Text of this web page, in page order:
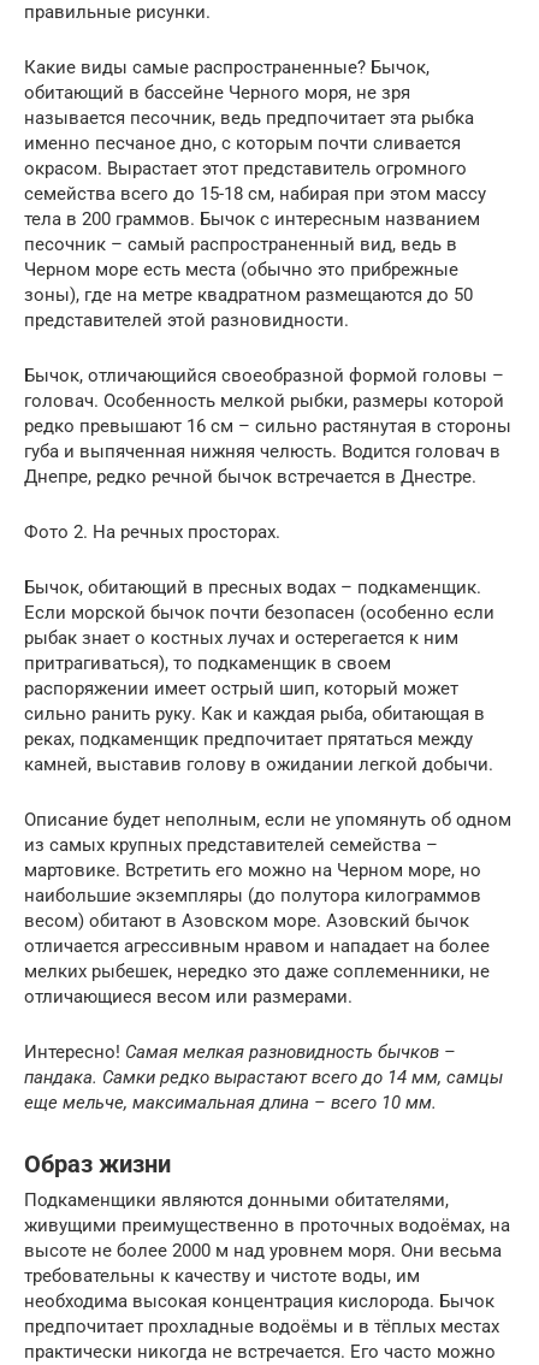
правильные рисунки.
Какие виды самые распространенные? Бычок,
обитающий в бассейне Черного моря, не зря
называется песочник, ведь предпочитает эта рыбка
именно песчаное дно, с которым почти сливается
окрасом. Вырастает этот представитель огромного
семейства всего до 15-18 см, набирая при этом массу
тела в 200 граммов. Бычок с интересным названием
песочник – самый распространенный вид, ведь в
Черном море есть места (обычно это прибрежные
зоны), где на метре квадратном размещаются до 50
представителей этой разновидности.
Бычок, отличающийся своеобразной формой головы –
головач. Особенность мелкой рыбки, размеры которой
редко превышают 16 см – сильно растянутая в стороны
губа и выпяченная нижняя челюсть. Водится головач в
Днепре, редко речной бычок встречается в Днестре.
Фото 2. На речных просторах.
Бычок, обитающий в пресных водах – подкаменщик.
Если морской бычок почти безопасен (особенно если
рыбак знает о костных лучах и остерегается к ним
притрагиваться), то подкаменщик в своем
распоряжении имеет острый шип, который может
сильно ранить руку. Как и каждая рыба, обитающая в
реках, подкаменщик предпочитает прятаться между
камней, выставив голову в ожидании легкой добычи.
Описание будет неполным, если не упомянуть об одном
из самых крупных представителей семейства –
мартовике. Встретить его можно на Черном море, но
наибольшие экземпляры (до полутора килограммов
весом) обитают в Азовском море. Азовский бычок
отличается агрессивным нравом и нападает на более
мелких рыбешек, нередко это даже соплеменники, не
отличающиеся весом или размерами.
Интересно! Самая мелкая разновидность бычков –
пандака. Самки редко вырастают всего до 14 мм, самцы
еще мельче, максимальная длина – всего 10 мм.
Образ жизни
Подкаменщики являются донными обитателями,
живущими преимущественно в проточных водоёмах, на
высоте не более 2000 м над уровнем моря. Они весьма
требовательны к качеству и чистоте воды, им
необходима высокая концентрация кислорода. Бычок
предпочитает прохладные водоёмы и в тёплых местах
практически никогда не встречается. Его часто можно